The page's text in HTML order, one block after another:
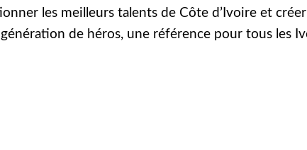
les meilleurs talents de Côte d’Ivoire et
génération de héros, une référence pour tous les